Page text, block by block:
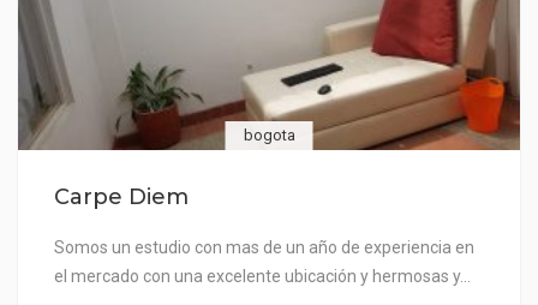
bogota
Carpe Diem
Somos un estudio con mas de un año de experiencia en
el mercado con una excelente ubicación y hermosas y…